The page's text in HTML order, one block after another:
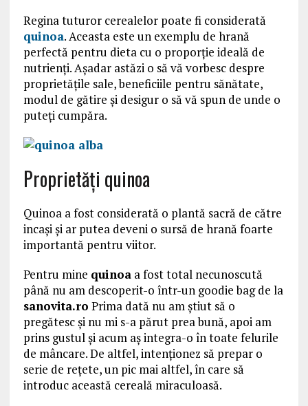
Regina tuturor cerealelor poate fi considerată
quinoa. Aceasta este un exemplu de hrană
perfectă pentru dieta cu o proporție ideală de
nutrienți. Așadar astăzi o să vă vorbesc despre
proprietățile sale, beneficiile pentru sănătate,
modul de gătire și desigur o să vă spun de unde o
puteți cumpăra.
Proprietăți quinoa
Quinoa a fost considerată o plantă sacră de către
incași și ar putea deveni o sursă de hrană foarte
importantă pentru viitor.
Pentru mine quinoaa fost total necunoscută
până nu am descoperit-o într-un goodie bag de la
sanovita.ro Prima dată nu am știut să o
pregătesc și nu mi s-a părut prea bună, apoi am
prins gustul și acum aș integra-o în toate felurile
de mâncare. De altfel, intenționez să prepar o
serie de rețete, un pic mai altfel, în care să
introduc această cereală miraculoasă.